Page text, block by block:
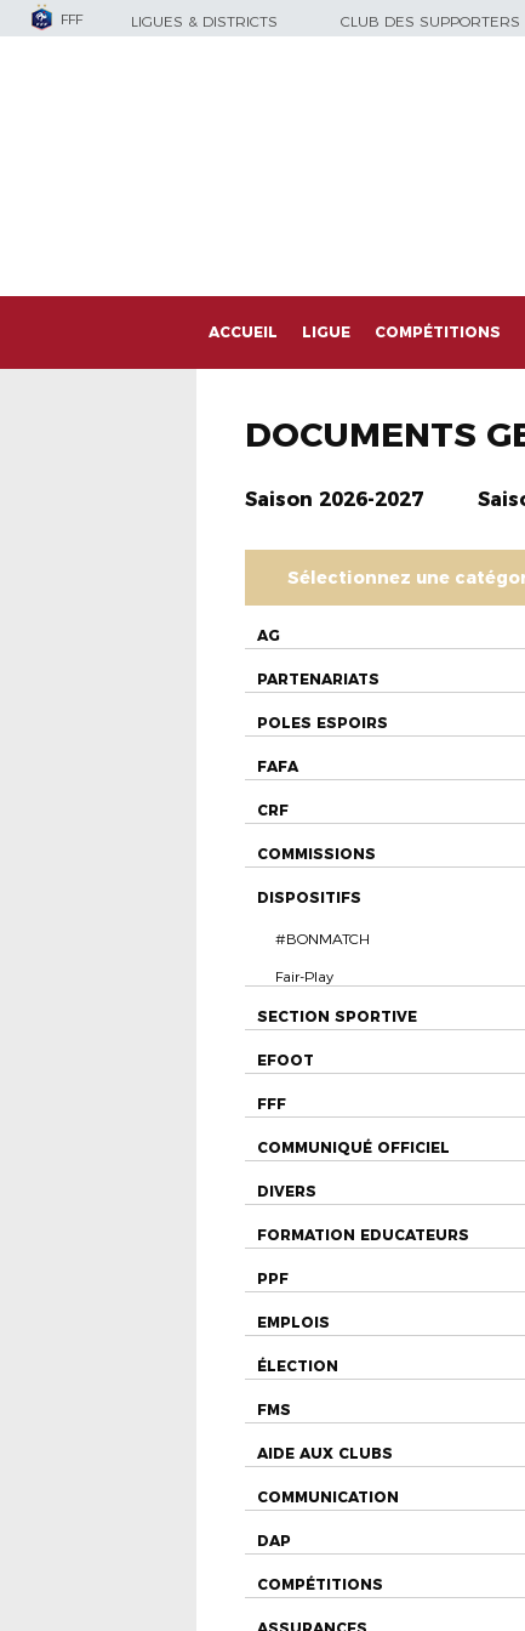
FFF LIGUES & DISTRICTS CLUB DES SUPPORTERS
ACCUEIL LIGUE COMPÉTITIONS
DOCUMENTS
Saison 2026-2027
Sélectionnez une
AG
PARTENARIATS
POLES ESPOIRS
FAFA
CRF
COMMISSIONS
DISPOSITIFS
#BONMATCH
Fair-Play
SECTION SPORTIVE
EFOOT
FFF
COMMUNIQUÉ OFFICIEL
DIVERS
FORMATION EDUCATEURS
PPF
EMPLOIS
ÉLECTION
FMS
AIDE AUX CLUBS
COMMUNICATION
DAP
COMPÉTITIONS